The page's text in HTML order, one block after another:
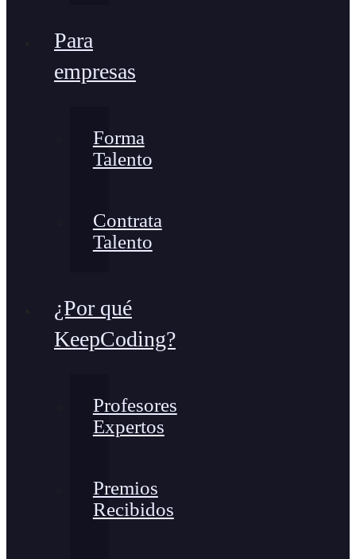
Para
empresas
Forma
Talento
Contrata
Talento
¿Por qué
KeepCoding?
Profesores
Expertos
Premios
Recibidos